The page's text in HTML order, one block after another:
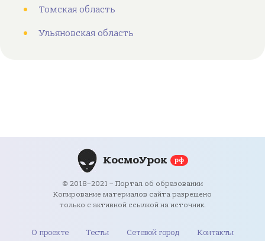
Томская область
Ульяновская область
КосмоУрок рф
© 2018–2021 – Портал об образовании
Копирование материалов сайта разрешено
только с активной ссылкой на источник.
О проекте Тесты Сетевой город Контакты